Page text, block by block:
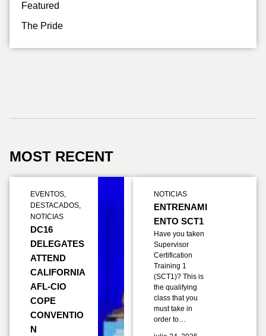
Featured
The Pride
MOST RECENT
EVENTOS,
DESTACADOS,
NOTICIAS
DC16
DELEGATES
ATTEND
CALIFORNIA
AFL-CIO
COPE
CONVENTIO
N
NOTICIAS
ENTRENAMI
ENTO SCT1
Have you taken
Supervisor
Certification
Training 1
(SCT1)? This is
the qualifying
class that you
must take in
order to…